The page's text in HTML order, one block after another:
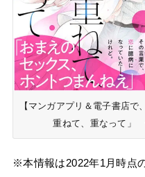
【マンガアプリ＆電子書店で
重ねて、重なって」
※本情報は2022年1月時点